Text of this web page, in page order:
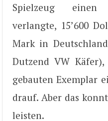
Spielzeug einen
verlangte, 15’600
Mark in
Dutzend VW
gebauten Exemplar
drauf. Aber das
leisten.